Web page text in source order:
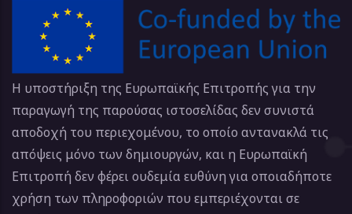
Η υποστήριξη της Ευρωπαϊκής Επιτροπής για την
παραγωγή της παρούσας ιστοσελίδας δεν συνιστά
αποδοχή του περιεχομένου, το οποίο αντανακλά τις
απόψεις μόνο των δημιουργών, και η Ευρωπαϊκή
Επιτροπή δεν φέρει ουδεμία ευθύνη για οποιαδήποτε
χρήση των πληροφοριών που εμπεριέχονται σε